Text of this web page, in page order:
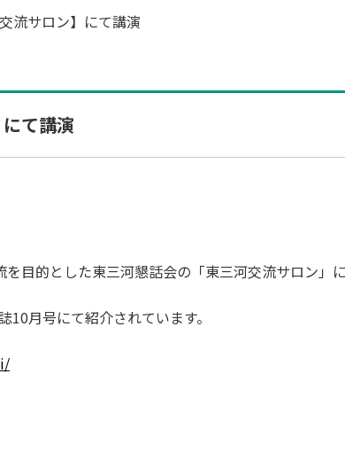
流サロン】にて講演
て講演
目的とした東三河懇話会の「東三河交流サロン」
月号にて紹介されています。